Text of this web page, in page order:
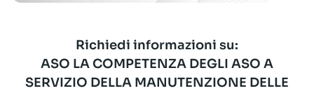
Richiedi informazioni su:
ASO LA COMPETENZA DEGLI ASO A
SERVIZIO DELLA MANUTENZIONE DELLE